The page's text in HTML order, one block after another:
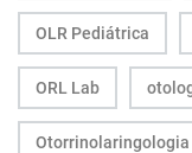
OLR Pediátrica
ORL Lab